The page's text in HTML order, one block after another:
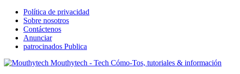
Política de privacidad
Sobre nosotros
Contáctenos
Anunciar
patrocinados Publica
Mouthytech - Tech Cómo-Tos, tutoriales & información